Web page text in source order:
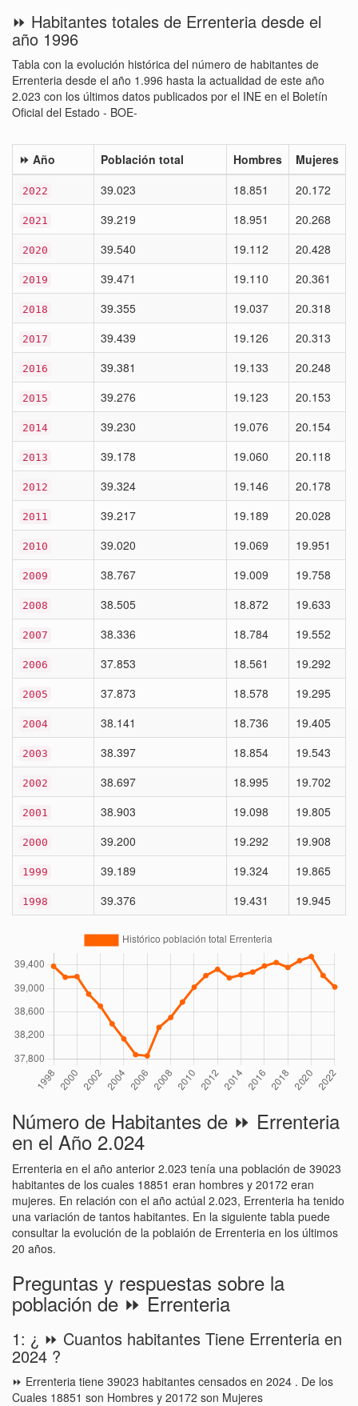
⏩ Habitantes totales de Errenteria desde el
año 1996
Tabla con la evolución histórica del número de habitantes de
Errenteria desde el año 1.996 hasta la actualidad de este año
2.023 con los últimos datos publicados por el INE en el Boletín
Oficial del Estado - BOE-
⏩ Año Población total Hombres Mujeres
2022 39.023 18.851 20.172
2021 39.219 18.951 20.268
2020 39.540 19.112 20.428
2019 39.471 19.110 20.361
2018 39.355 19.037 20.318
2017 39.439 19.126 20.313
2016 39.381 19.133 20.248
2015 39.276 19.123 20.153
2014 39.230 19.076 20.154
2013 39.178 19.060 20.118
2012 39.324 19.146 20.178
2011 39.217 19.189 20.028
2010 39.020 19.069 19.951
2009 38.767 19.009 19.758
2008 38.505 18.872 19.633
2007 38.336 18.784 19.552
2006 37.853 18.561 19.292
2005 37.873 18.578 19.295
2004 38.141 18.736 19.405
2003 38.397 18.854 19.543
2002 38.697 18.995 19.702
2001 38.903 19.098 19.805
2000 39.200 19.292 19.908
1999 39.189 19.324 19.865
1998 39.376 19.431 19.945
Número de Habitantes de ⏩ Errenteria
en el Año 2.024
Errenteria en el año anterior 2.023 tenía una población de 39023
habitantes de los cuales 18851 eran hombres y 20172 eran
mujeres. En relación con el año actúal 2.023, Errenteria ha tenido
una variación de tantos habitantes. En la siguiente tabla puede
consultar la evolución de la poblaión de Errenteria en los últimos
20 años.
Preguntas y respuestas sobre la
población de ⏩ Errenteria
1: ¿ ⏩ Cuantos habitantes Tiene Errenteria en
2024 ?
⏩ Errenteria tiene 39023 habitantes censados en 2024 . De los
Cuales 18851 son Hombres y 20172 son Mujeres